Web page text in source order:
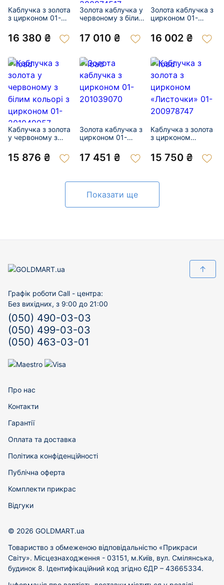
Каблучка з золота
з цирконом 01-
16 380 ₴
Золота каблучка у
червоному з білим
цирконом 01-
200974517
17 010 ₴
Золота каблучка з
цирконом 01-
16 002 ₴
Каблучка з золота
у червоному з
цирконом 01-
201049057
15 876 ₴
Золота каблучка з
цирконом 01-
17 451 ₴
Каблучка з золота
з цирконом
200978747
15 750 ₴
Показати ще
↑
Графік роботи Call - центра:
Без вихідних, з 9:00 до 21:00
(050) 490-03-03
(050) 499-03-03
(050) 463-03-01
Про нас
Контакти
Гарантії
Оплата та доставка
Політика конфіденційності
Публічна оферта
Комплекти прикрас
Відгуки
© 2026 GOLDMART.ua
Товариство з обмеженою відповідальністю «Прикраси
Світу». Місцезнаходження - 03151, м.Київ, вул. Смілянська,
будинок 8. Ідентифікаційний код згідно ЄДР – 43665334.